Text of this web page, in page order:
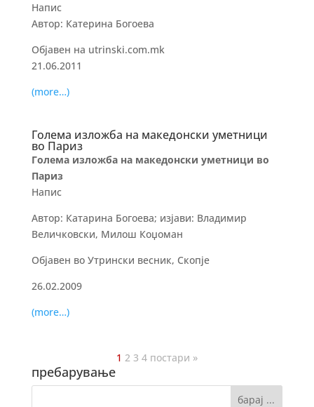
Напис
Автор: Катерина Богоева
Објавен на utrinski.com.mk
21.06.2011
(more…)
Голема изложба на македонски уметници
во Париз
Голема изложба на македонски уметници во
Париз
Напис
Автор: Катарина Богоева; изјави: Владимир
Величковски, Милош Коџоман
Објавен во Утрински весник, Скопје
26.02.2009
(more…)
1 2 3 4 постари »
пребарување